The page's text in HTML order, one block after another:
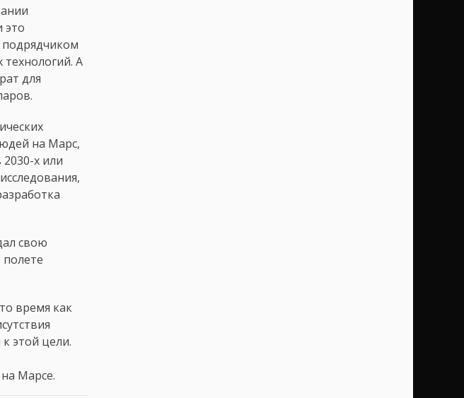
это
подрядчиком
технологий. А
для
на Марс,
х или
свою
время как
этой цели.
Марсе.